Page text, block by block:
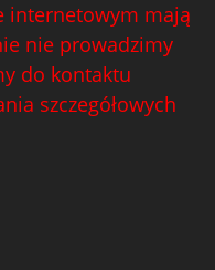
internetowym mają
nie prowadzimy
do kontaktu
szczegółowych